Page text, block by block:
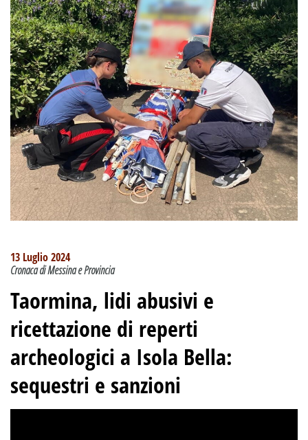
13 Luglio 2024
Cronaca di Messina e Provincia
Taormina, lidi abusivi e
ricettazione di reperti
archeologici a Isola Bella:
sequestri e sanzioni